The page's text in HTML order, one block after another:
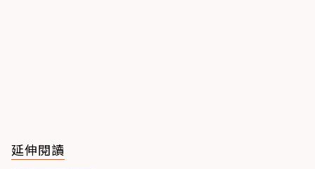
延伸閱讀